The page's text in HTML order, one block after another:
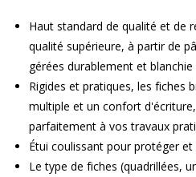
Haut standard de qualité et de
qualité supérieure, à partir de
gérées durablement et
Rigides et pratiques, les fiches
multiple et un confort
parfaitement à vos travaux
Étui coulissant pour protéger
Le type de fiches (quadrillées,